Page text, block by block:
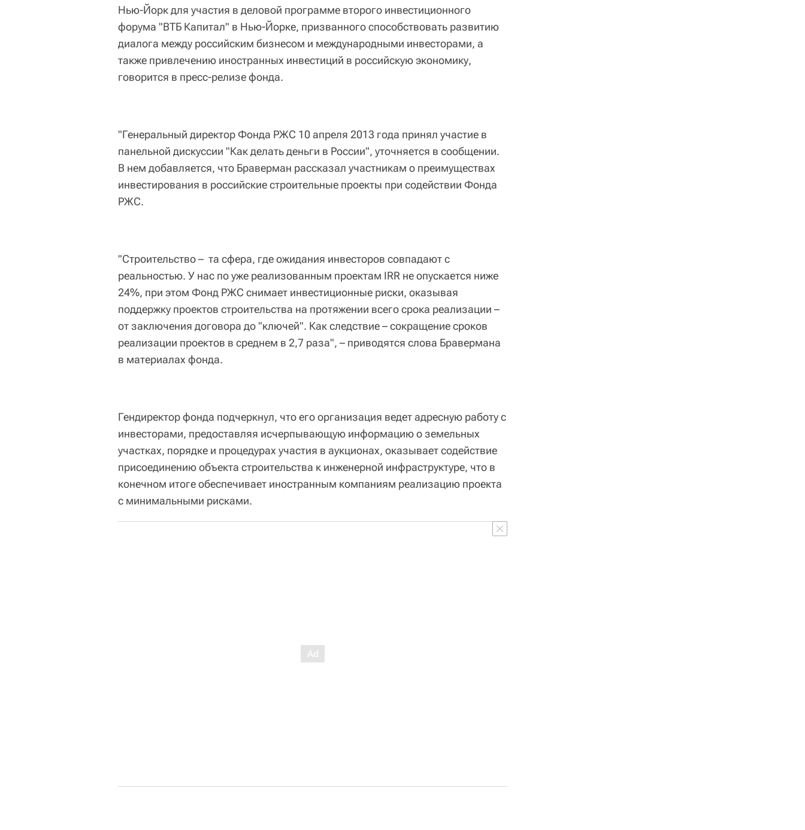
Нью-Йорк для участия в деловой программе второго инвестиционного
форума "ВТБ Капитал" в Нью-Йорке, призванного способствовать развитию
диалога между российским бизнесом и международными инвесторами, а
также привлечению иностранных инвестиций в российскую экономику,
говорится в пресс-релизе фонда.
"Генеральный директор Фонда РЖС 10 апреля 2013 года принял участие в
панельной дискуссии "Как делать деньги в России", уточняется в сообщении.
В нем добавляется, что Браверман рассказал участникам о преимуществах
инвестирования в российские строительные проекты при содействии Фонда
РЖС.
"Строительство – та сфера, где ожидания инвесторов совпадают с
реальностью. У нас по уже реализованным проектам IRR не опускается ниже
24%, при этом Фонд РЖС снимает инвестиционные риски, оказывая
поддержку проектов строительства на протяжении всего срока реализации –
от заключения договора до "ключей". Как следствие – сокращение сроков
реализации проектов в среднем в 2,7 раза", – приводятся слова Бравермана
в материалах фонда.
Гендиректор фонда подчеркнул, что его организация ведет адресную работу с
инвесторами, предоставляя исчерпывающую информацию о земельных
участках, порядке и процедурах участия в аукционах, оказывает содействие
присоединению объекта строительства к инженерной инфраструктуре, что в
конечном итоге обеспечивает иностранным компаниям реализацию проекта
с минимальными рисками.